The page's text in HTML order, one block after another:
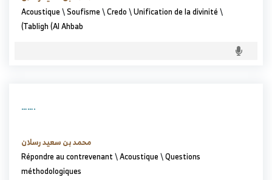
Acoustique\Soufisme\Credo\Unification de la divinité\
(Tabligh (Al Ahbab
…….
محمد بن سعيد رسلان
Répondre au contrevenant\Acoustique\Questions
méthodologiques